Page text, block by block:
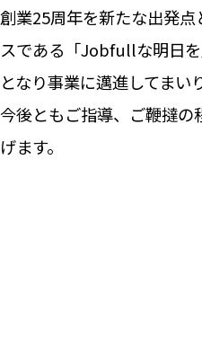
創業25周年を新たな出発
スである「Jobfullな明日
となり事業に邁進してまい
今後ともご指導、ご鞭撻の
げます。